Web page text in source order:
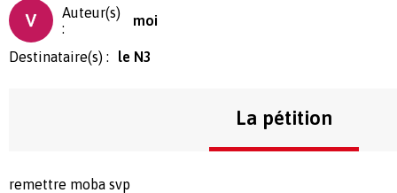
Auteur(s)
:
moi
Destinataire(s) : le N3
La pétition
remettre moba svp